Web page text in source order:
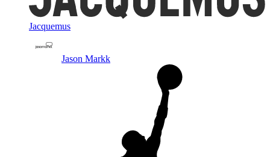
Jacquemus
Jason Markk